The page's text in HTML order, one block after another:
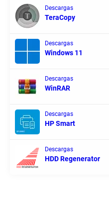
Descargas
TeraCopy
Descargas
Windows 11
Descargas
WinRAR
Descargas
HP Smart
Descargas
HDD Regenerator